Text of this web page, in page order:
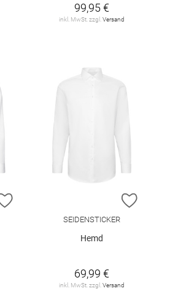
99,95 €
inkl. MwSt. zzgl. Versand
ZUR WUNSCHLISTE HINZUFÜGEN
ZUR
SEIDENSTICKER
Hemd
69,99 €
inkl. MwSt. zzgl. Versand